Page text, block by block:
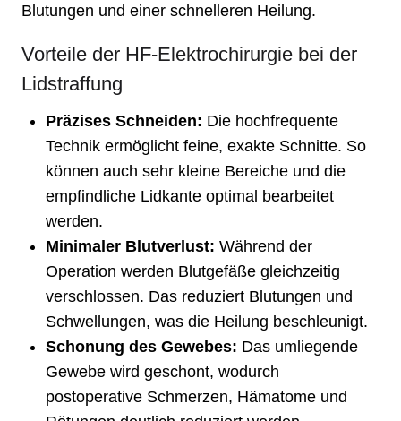
Blutungen und einer schnelleren Heilung.
Vorteile der HF-Elektrochirurgie bei der
Lidstraffung
Präzises Schneiden: Die hochfrequente
Technik ermöglicht feine, exakte Schnitte. So
können auch sehr kleine Bereiche und die
empfindliche Lidkante optimal bearbeitet
werden.
Minimaler Blutverlust: Während der
Operation werden Blutgefäße gleichzeitig
verschlossen. Das reduziert Blutungen und
Schwellungen, was die Heilung beschleunigt.
Schonung des Gewebes: Das umliegende
Gewebe wird geschont, wodurch
postoperative Schmerzen, Hämatome und